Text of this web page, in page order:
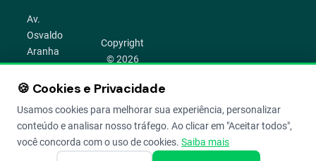
Av.
Osvaldo
Aranha
1022 –
Bom
Porto
Alegre –
RS
Copyright
© 2026
Todos os
direitos
reservados.
🍪 Cookies e Privacidade
Usamos cookies para melhorar sua experiência, personalizar
conteúdo e analisar nosso tráfego. Ao clicar em "Aceitar todos",
você concorda com o uso de cookies. Saiba mais